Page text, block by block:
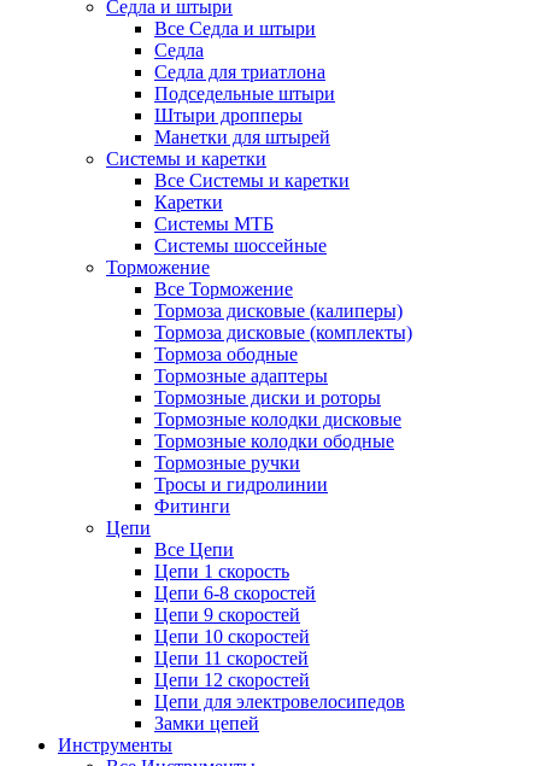
Седла и штыри
Все Седла и штыри
Седла
Седла для триатлона
Подседельные штыри
Штыри дропперы
Манетки для штырей
Системы и каретки
Все Системы и каретки
Каретки
Системы МТБ
Системы шоссейные
Торможение
Все Торможение
Тормоза дисковые (калиперы)
Тормоза дисковые (комплекты)
Тормоза ободные
Тормозные адаптеры
Тормозные диски и роторы
Тормозные колодки дисковые
Тормозные колодки ободные
Тормозные ручки
Тросы и гидролинии
Фитинги
Цепи
Все Цепи
Цепи 1 скорость
Цепи 6-8 скоростей
Цепи 9 скоростей
Цепи 10 скоростей
Цепи 11 скоростей
Цепи 12 скоростей
Цепи для электровелосипедов
Замки цепей
Инструменты